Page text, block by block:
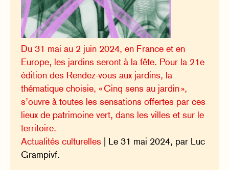
Du 31 mai au 2 juin 2024, en France et en
Europe, les jardins seront à la fête. Pour la 21e
édition des Rendez-vous aux jardins, la
thématique choisie, « Cinq sens au jardin »,
s’ouvre à toutes les sensations offertes par ces
lieux de patrimoine vert, dans les villes et sur le
territoire.
Actualités culturelles | Le 31 mai 2024, par Luc
Grampivf.